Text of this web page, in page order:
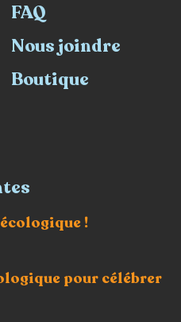
FAQ
Nous joindre
Boutique
!
pour célébrer